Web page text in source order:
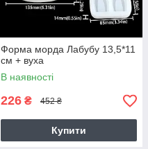
Форма морда Лабубу 13,5*11
см + вуха
В наявності
226 ₴ 452 ₴
Купити